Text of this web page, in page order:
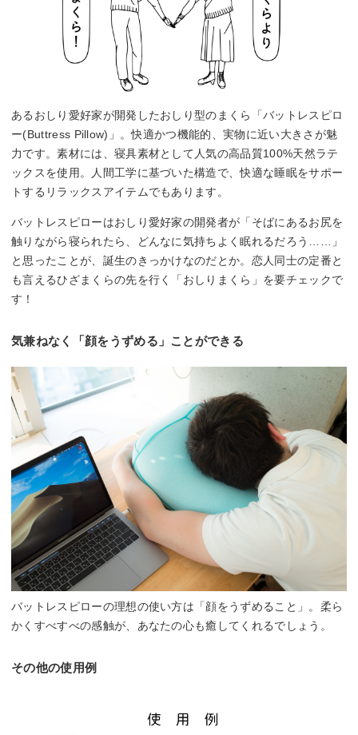
あるおしり愛好家が開発したおしり型のまくら「バットレスピロ
ー(Buttress Pillow)」。快適かつ機能的、実物に近い大きさが魅
力です。素材には、寝具素材として人気の高品質100%天然ラテ
ックスを使用。人間工学に基づいた構造で、快適な睡眠をサポー
トするリラックスアイテムでもあります。
バットレスピローはおしり愛好家の開発者が「そばにあるお尻を
触りながら寝られたら、どんなに気持ちよく眠れるだろう……」
と思ったことが、誕生のきっかけなのだとか。恋人同士の定番と
も言えるひざまくらの先を行く「おしりまくら」を要チェックで
す！
気兼ねなく「顔をうずめる」ことができる
バットレスピローの理想の使い方は「顔をうずめること」。柔ら
かくすべすべの感触が、あなたの心も癒してくれるでしょう。
その他の使用例